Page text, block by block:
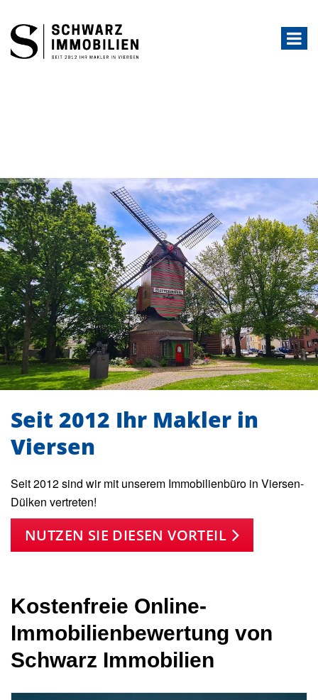
Seit 2012 Ihr Makler in
Viersen
Seit 2012 sind wir mit unserem Immobilienbüro in Viersen-
Dülken vertreten!
NUTZEN SIE DIESEN VORTEIL
Kostenfreie Online-
Immobilienbewertung von
Schwarz Immobilien